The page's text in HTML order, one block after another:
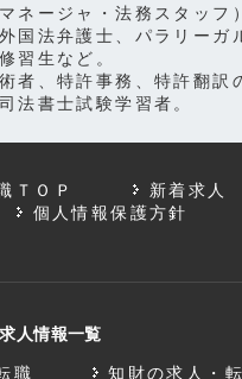
ネージャ・法務スタッフ
国法弁護士、パラリー
習生など。
者、特許事務、特許翻
法書士試験学習者。
ＴＯＰ 新着求人
個人情報保護方針
人情報一覧
職
知財の求人・